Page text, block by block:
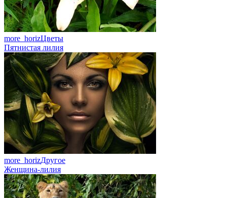
more_horizЦветы
Пятнистая лилия
more_horizДругое
Женщина-лилия